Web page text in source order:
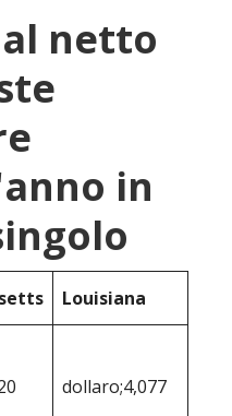
netto
in
Louisiana
dollaro;4,077